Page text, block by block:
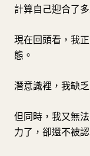
計算自己迎合了
現在回頭看，我
態。
潛意識裡，我缺
但同時，我又無
力了，卻還不被認